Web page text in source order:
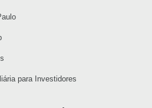
para Investidores